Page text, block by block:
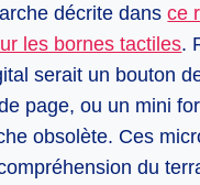
décrite dansce
les bornes tactiles.
serait un bouton
page, ou un mini
obsolète. Ces
du